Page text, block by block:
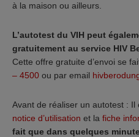
à la maison ou ailleurs.
L’autotest du VIH peut
gratuitement au service HIV
Cette offre gratuite d’envoi se
– 4500 ou par email
Avant de réaliser un autotest : Il
notice d’utilisation et la fiche
fait que dans quelques